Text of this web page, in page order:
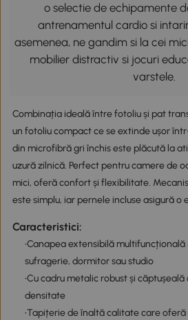
o selectie de echipamente
antrenamentul cardio si
asemenea, ne gandim si la cei
mobilier distractiv si jocuri
varstele.
Combinația ideală între fotoliu și pat
un fotoliu compact ce se extinde ușor
din microfibră gri închis este plăcută la
uzură zilnică. Perfect pentru camere de
mici, oferă confort și flexibilitate.
este simplu, iar pernele incluse asigură
Caracteristici:
•Canapea extensibilă
sufragerie, dormitor sau studio
•Cu cadru metalic robust și
densitate
•Tapițerie de înaltă calitate care